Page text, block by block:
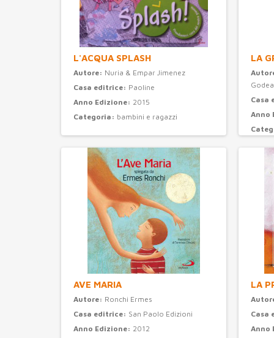
L'ACQUA SPLASH
Autore: Nuria & Empar Jimenez
Casa editrice: Paoline
Anno Edizione: 2015
Categoria: bambini e ragazzi
LA
Casa
Anno
AVE MARIA
Autore: Ronchi Ermes
Casa editrice: San Paolo Edizioni
Anno Edizione: 2012
LA
Casa
Anno